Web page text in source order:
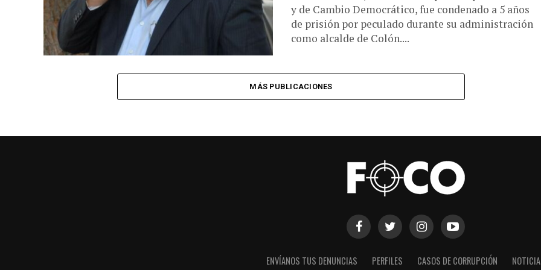
y de Cambio Democrático, fue condenado a 5 años
de prisión por peculado durante su administración
como alcalde de Colón....
MÁS PUBLICACIONES
ENVÍANOS TUS DENUNCIAS PERFILES CASOS DE CORRUPCIÓN